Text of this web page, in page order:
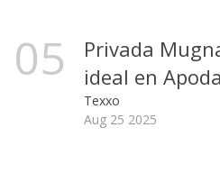
05
Privada
ideal en
Texxo
Aug 25 2025